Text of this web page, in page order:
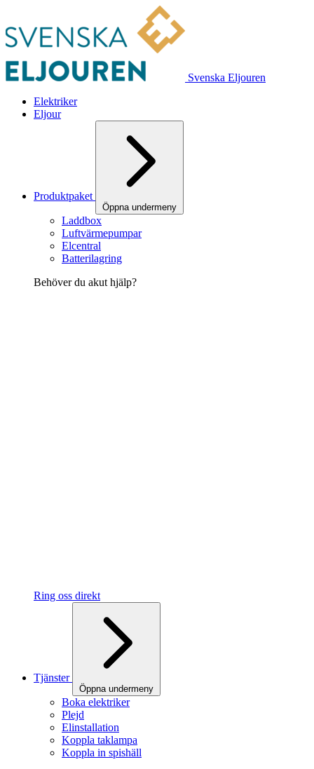
Svenska Eljouren
Elektriker
Eljour
Produktpaket
Öppna undermeny
Laddbox
Luftvärmepumpar
Elcentral
Batterilagring
Behöver du akut hjälp?
Ring oss direkt
Tjänster
Öppna undermeny
Boka elektriker
Plejd
Elinstallation
Koppla taklampa
Koppla in spishäll